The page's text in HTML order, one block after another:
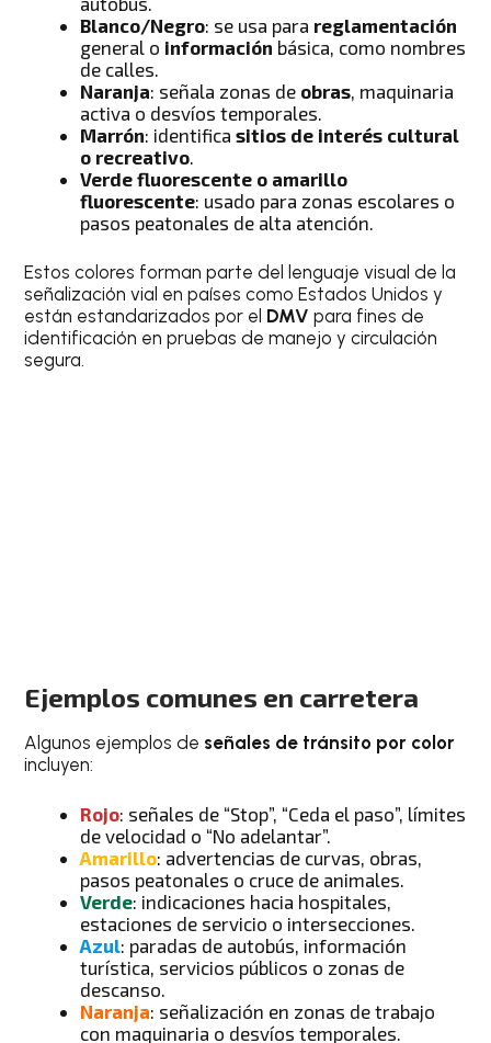
Blanco/Negro: se usa para reglamentación
general o información básica, como nombres
de calles.
Naranja: señala zonas de obras , maquinaria
activa o desvíos temporales.
Marrón: identificasitios de interés cultural
o recreativo
Verde fluorescente o amarillo
fluorescente: usado para zonas escolares o
pasos peatonales de alta atención.
Estos colores forman parte del lenguaje visual de la
señalización vial en países como Estados Unidos y
están estandarizados por el DMV para fines de
identificación en pruebas de manejo y circulación
segura.
Ejemplos comunes en carretera
Algunos ejemplos de señales de tránsito por color
incluyen:
Rojo: señales de “Stop”, “Ceda el paso”, límites
de velocidad o “No adelantar”.
Amarillo: advertencias de curvas, obras,
pasos peatonales o cruce de animales.
Verde: indicaciones hacia hospitales,
estaciones de servicio o intersecciones.
Azul: paradas de autobús, información
turística, servicios públicos o zonas de
descanso.
Naranja: señalización en zonas de trabajo
con maquinaria o desvíos temporales.